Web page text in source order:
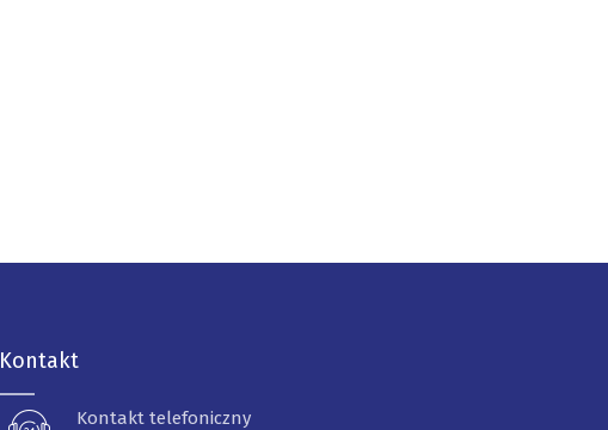
Kontakt
Kontakt telefoniczny